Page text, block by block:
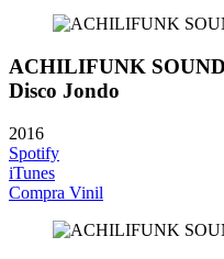
ACHILIFUNK
Disco Jondo
2016
Spotify
iTunes
Compra Vinil